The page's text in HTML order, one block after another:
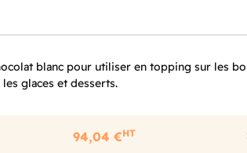
blanc pour utiliser en topping sur les
glaces et desserts.
94,04 €HT